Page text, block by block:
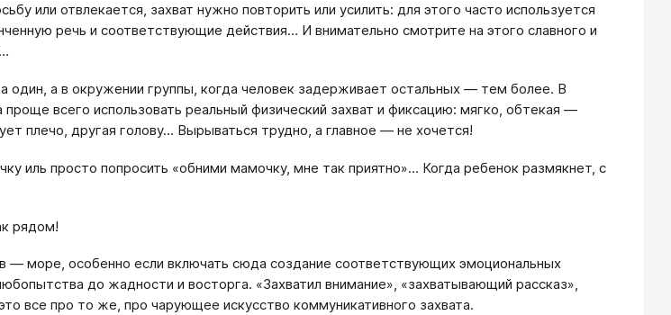
или отвлекается, захват нужно повторить или усилить: для этого часто используется
речь и соответствующие действия… И внимательно смотрите на этого славного и
один, а в окружении группы, когда человек задерживает остальных — тем более. В
проще всего использовать реальный физический захват и фиксацию: мягко, обтекая —
плечо, другая голову… Вырываться трудно, а главное — не хочется!
иль просто попросить «обними мамочку, мне так приятно»… Когда ребенок размякнет, с
рядом!
— море, особенно если включать сюда создание соответствующих эмоциональных
до жадности и восторга. «Захватил внимание», «захватывающий рассказ»,
все про то же, про чарующее искусство коммуникативного захвата.